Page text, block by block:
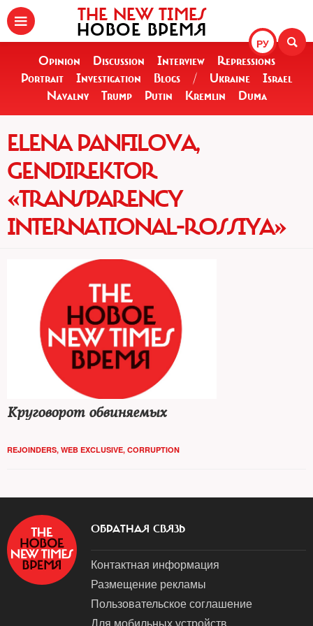
РУ
THE NEW TIMES
НОВОЕ ВРЕМЯ
Opinion Discussion Interview
Repressions
Portrait
Investigation Blogs / Ukraine
Israel
Navalny
Trump Putin Kremlin Duma
ELENA PANFILOVA,
GENDIREKTOR
«TRANSPARENCY
INTERNATIONAL-ROSSIYA»
Круговорот обвиняемых
REJOINDERS, WEB EXCLUSIVE, CORRUPTION
ОБРАТНАЯ СВЯЗЬ
Контактная информация
Размещение рекламы
Пользовательское соглашение